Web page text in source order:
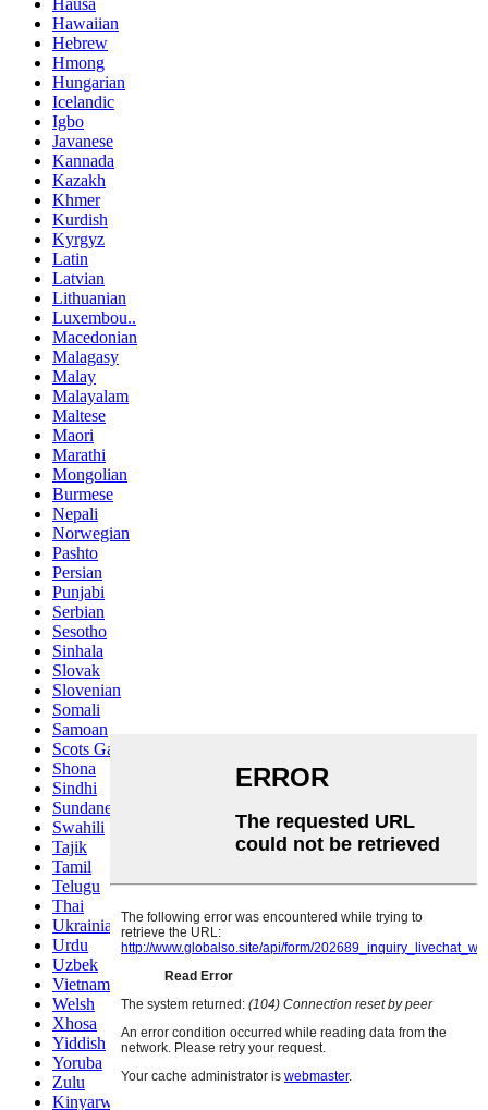
Hausa
Hawaiian
Hebrew
Hmong
Hungarian
Icelandic
Igbo
Javanese
Kannada
Kazakh
Khmer
Kurdish
Kyrgyz
Latin
Latvian
Lithuanian
Luxembou..
Macedonian
Malagasy
Malay
Malayalam
Maltese
Maori
Marathi
Mongolian
Burmese
Nepali
Norwegian
Pashto
Persian
Punjabi
Serbian
Sesotho
Sinhala
Slovak
Slovenian
Somali
Samoan
Scots Gaelic
Shona
Sindhi
Sundanese
Swahili
Tajik
Tamil
Telugu
Thai
Ukrainian
Urdu
Uzbek
Vietnamese
Welsh
Xhosa
Yiddish
Yoruba
Zulu
Kinyarwanda